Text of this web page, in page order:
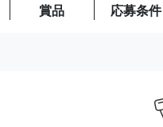
賞品 応募条件